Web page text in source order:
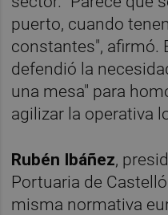
puerto, cuando
constantes", afirmó.
defendió la
una mesa" para
agilizar la operativa
Rubén Ibáñez,
Portuaria de
misma normativa